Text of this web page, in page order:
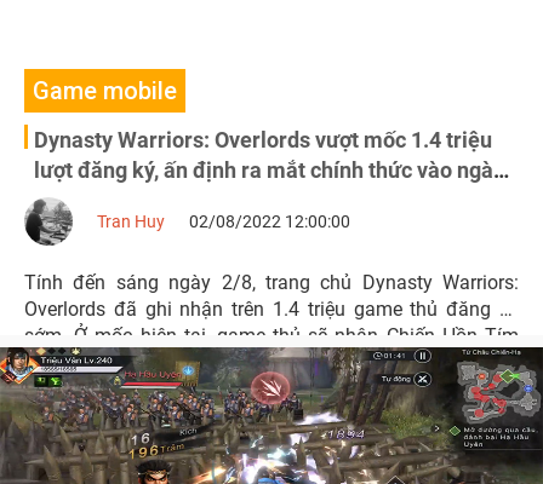
Game mobile
Dynasty Warriors: Overlords vượt mốc 1.4 triệu
lượt đăng ký, ấn định ra mắt chính thức vào ngày
10/8
Tran Huy 02/08/2022 12:00:00
Tính đến sáng ngày 2/8, trang chủ Dynasty Warriors:
Overlords đã ghi nhận trên 1.4 triệu game thủ đăng ký
sớm. Ở mốc hiện tại, game thủ sẽ nhận Chiến Hồn Tím
ngẫu nhiên - hỗ trợ cho tân thủ trong những bước đầu gia
nhập tựa game.